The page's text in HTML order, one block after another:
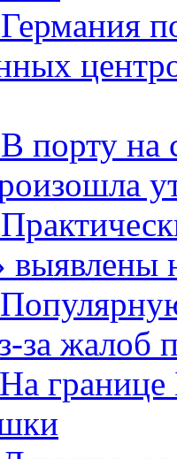
Германия
В порту на
за жалоб
На границе